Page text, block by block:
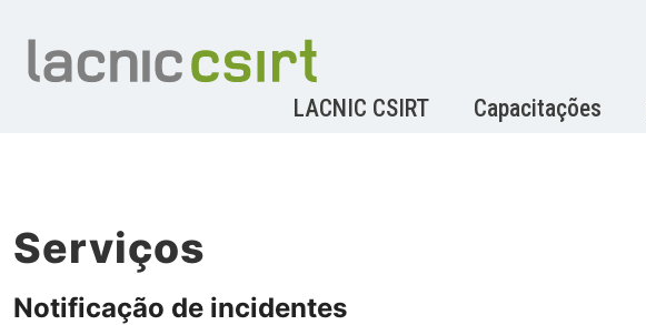
LACNIC CSIRT Capacitações
Serviços
Notificação de incidentes